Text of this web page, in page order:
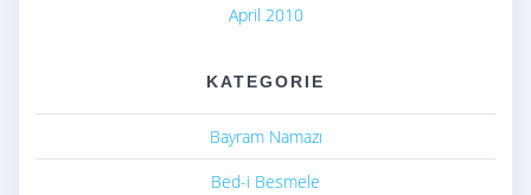
April 2010
KATEGORIE
Bayram Namazı
Bed-i Besmele